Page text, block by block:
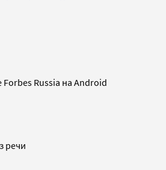
Russia на Android
речи